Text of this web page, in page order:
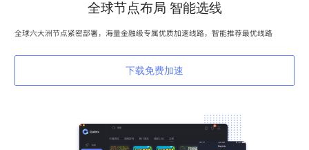
全球节点布局 智能选线
全球六大洲节点紧密部署，海量金融级专属优质加速线路，智能推荐最优线路
下载免费加速